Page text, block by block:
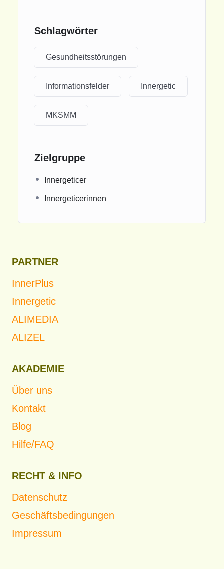
Schlagwörter
Gesundheitsstörungen
Informationsfelder Innergetic
MKSMM
Zielgruppe
Innergeticer
Innergeticerinnen
PARTNER
InnerPlus
Innergetic
ALIMEDIA
ALIZEL
AKADEMIE
Über uns
Kontakt
Blog
Hilfe/FAQ
RECHT & INFO
Datenschutz
Geschäftsbedingungen
Impressum